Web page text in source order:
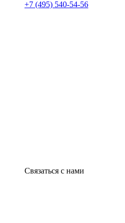
+7 (495) 540-54-56
Связаться с нами